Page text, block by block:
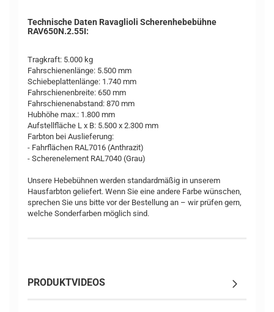
Technische Daten Ravaglioli Scherenhebebühne
RAV650N.2.55I:
Tragkraft: 5.000 kg
Fahrschienenlänge: 5.500 mm
Schiebeplattenlänge: 1.740 mm
Fahrschienenbreite: 650 mm
Fahrschienenabstand: 870 mm
Hubhöhe max.: 1.800 mm
Aufstellfläche L x B: 5.500 x 2.300 mm
Farbton bei Auslieferung:
- Fahrflächen RAL7016 (Anthrazit)
- Scherenelement RAL7040 (Grau)
Unsere Hebebühnen werden standardmäßig in unserem
Hausfarbton geliefert. Wenn Sie eine andere Farbe wünschen,
sprechen Sie uns bitte vor der Bestellung an – wir prüfen gern,
welche Sonderfarben möglich sind.
PRODUKTVIDEOS